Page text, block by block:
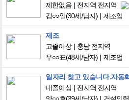
제한없음
전지역 전지역
김○○일(30세/남자) 제조업
제조
고졸이상
충남 전지역
우○○표(48세/남자) 제조업
대졸이상
전지역 전지역